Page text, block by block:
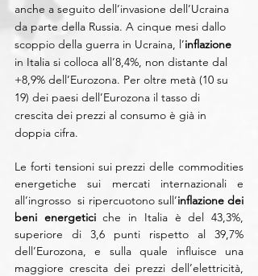
anche a seguito dell’invasione dell’Ucraina
da parte della Russia. A cinque mesi dallo
scoppio della guerra in Ucraina, l’inflazione
in Italia si colloca all’8,4%, non distante dal
+8,9% dell’Eurozona. Per oltre metà (10 su
19) dei paesi dell’Eurozona il tasso di
crescita dei prezzi al consumo è già in
doppia cifra.
Le forti tensioni sui prezzi delle commodities
energetiche sui mercati internazionali e
all’ingrosso  si ripercuotono sull’inflazione dei
beni energetici che in Italia è del 43,3%,
superiore di 3,6 punti rispetto al 39,7%
dell’Eurozona, e sulla quale influisce una
maggiore crescita dei prezzi dell’elettricità,